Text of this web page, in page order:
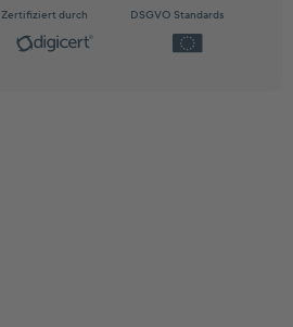
Zertifiziert durch DSGVO Standards